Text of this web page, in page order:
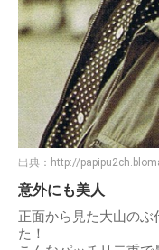
出典： http://
意外にも美人
正面から見た大山の
た！